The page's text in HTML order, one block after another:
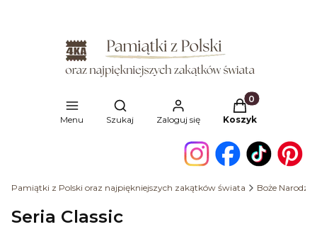
Menu
Otwórz wyszukiwarkę
Szukaj Zaloguj się
Produkty w
Koszyk
Pamiątki z Polski oraz najpiękniejszych zakątków świata Boże
Seria Classic